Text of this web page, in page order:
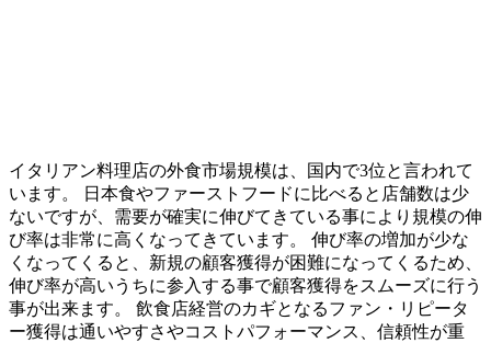
イタリアン料理店の外食市場規模は、国内で3位と言われて
います。 日本食やファーストフードに比べると店舗数は少
ないですが、需要が確実に伸びてきている事により規模の伸
び率は非常に高くなってきています。 伸び率の増加が少な
くなってくると、新規の顧客獲得が困難になってくるため、
伸び率が高いうちに参入する事で顧客獲得をスムーズに行う
事が出来ます。 飲食店経営のカギとなるファン・リピータ
ー獲得は通いやすさやコストパフォーマンス、信頼性が重